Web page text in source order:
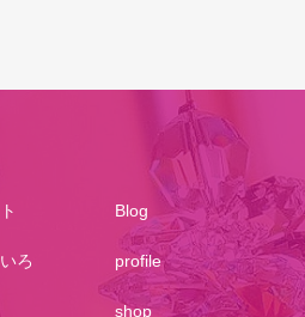
ろ
Blog
profile
shop